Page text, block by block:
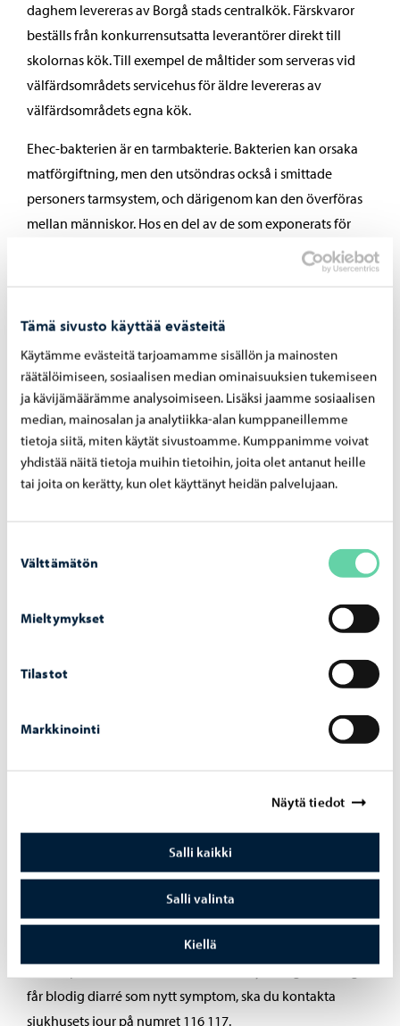
Tämä sivusto käyttää evästeitä
Käytämme evästeitä tarjoamamme sisällön ja mainosten
räätälöimiseen, sosiaalisen median ominaisuuksien tukemiseen
ja kävijämäärämme analysoimiseen. Lisäksi jaamme sosiaalisen
median, mainosalan ja analytiikka-alan kumppaneillemme
tietoja siitä, miten käytät sivustoamme. Kumppanimme voivat
yhdistää näitä tietoja muihin tietoihin, joita olet antanut heille
tai joita on kerätty, kun olet käyttänyt heidän palvelujaan.
valinta
Välttämätön
Mieltymykset
Tilastot
Markkinointi
Näytä tiedot
Salli kaikki
Salli valinta
Kiellä
daghem levereras av Borgå stads centralkök. Färskvaror
beställs från konkurrensutsatta leverantörer direkt till
skolornas kök. Till exempel de måltider som serveras vid
välfärdsområdets servicehus för äldre levereras av
välfärdsområdets egna kök.
Ehec-bakterien är en tarmbakterie. Bakterien kan orsaka
matförgiftning, men den utsöndras också i smittade
personers tarmsystem, och därigenom kan den överföras
mellan människor. Hos en del av de som exponerats för
Ehec leder bakterien till tarminflammation, vars symptom
De som har besökt byggnaderna
samt barnens vårdnadshavare
uppmanas ta kontakt
De som besökt lokalerna och har haft magbesvär eller
diarré under tiden 22.9 –9.10 ombeds kontakta hälso- och
av instruktioner.
jourärende.
HyVä-digis chatt står till tjänst måndagar till fredagar
klockan 8.00–19.30 och lördagar klockan 9.00–14.30.
välfärdsområdets webbplats https://ostranyland.fi.
skolhälsovården, i första hand genom att skicka
meddelande i Wilma eller vid behov genom att ringa
I fråga om barn i daghemsåldern ska du kontakta
hälsostationen antingen via HyVä-digis chatt eller per
får blodig diarré som nytt symptom, ska du kontakta
sjukhusets jour på numret 116 117.